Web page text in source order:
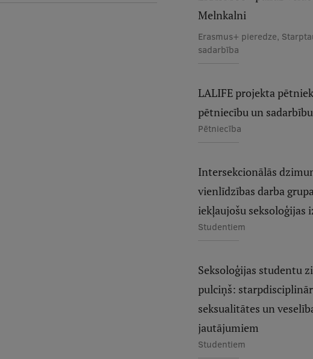
Melnkalni
Erasmus+ pieredze,
sadarbība
LALIFE projekta
pētniecību un
Pētniecība
Intersekcionālās
vienlīdzības darba
iekļaujošu seksoloģijas
Studentiem
Seksoloģijas studentu
pulciņš:
seksualitātes un
jautājumiem
Studentiem